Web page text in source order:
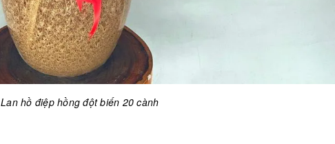
Lan hồ điệp hồng đột biến 20 cành